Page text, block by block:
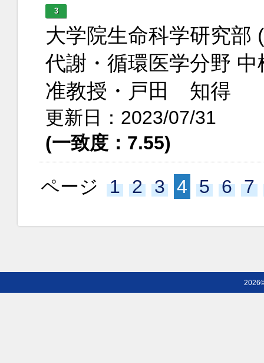
3
大学院生命科学研究
代謝・循環医学分野
准教授・戸田 知得
更新日：2023/07/31
(一致度：7.55)
ページ 1 2 3 4 5 6 7